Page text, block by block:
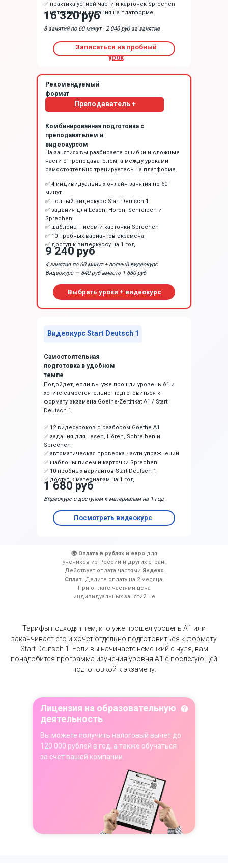
Записаться на пробный
урок
8 занятий по 60 минут · 2 040 руб за занятие
16 320 руб
✅ практика устной части и карточек Sprechen
✅ материалы и задания на платформе
Выбрать уроки + видеокурс
4 занятия по 60 минут + полный видеокурс
Видеокурс — 840 руб вместо 1 680 руб
9 240 руб
На занятиях вы разбираете ошибки и сложные
части с преподавателем, а между уроками
самостоятельно тренируетесь на платформе.
✅ 4 индивидуальных онлайн-занятия по 60
минут
✅ полный видеокурс Start Deutsch 1
✅ задания для Lesen, Hören, Schreiben и
Sprechen
✅ шаблоны писем и карточки Sprechen
✅ 10 пробных вариантов экзамена
✅ доступ к видеокурсу на 1 год
Рекомендуемый
формат
Комбинированная подготовка с
преподавателем и
видеокурсом
Преподаватель +
видеокурс
Посмотреть видеокурс
Видеокурс с доступом к материалам на 1 год
1 680 руб
Подойдет, если вы уже прошли уровень A1 и
хотите самостоятельно подготовиться к
формату экзамена Goethe-Zertifikat A1 / Start
Deutsch 1.
✅ 12 видеоуроков с разбором Goethe A1
✅ задания для Lesen, Hören, Schreiben и
Sprechen
✅ автоматическая проверка части упражнений
✅ шаблоны писем и карточки Sprechen
✅ 10 пробных вариантов Start Deutsch 1
✅ доступ к материалам на 1 год
Самостоятельная
подготовка в удобном
темпе
Видеокурс Start Deutsch 1
🌍 Оплата в рублях и евро для
учеников из России и других стран.
Действует оплата частями Яндекс
Сплит. Делите оплату на 2 месяца.
При оплате частями цена
индивидуальных занятий не
Тарифы подходят тем, кто уже прошел уровень A1 или
заканчивает его и хочет отдельно подготовиться к формату
Start Deutsch 1. Если вы начинаете немецкий с нуля, вам
понадобится программа изучения уровня A1 с последующей
подготовкой к экзамену.
Вы можете получить налоговый вычет до
120 000 рублей в год, а также обучаться
за счет вашей компании.
Лицензия на образовательную
деятельность